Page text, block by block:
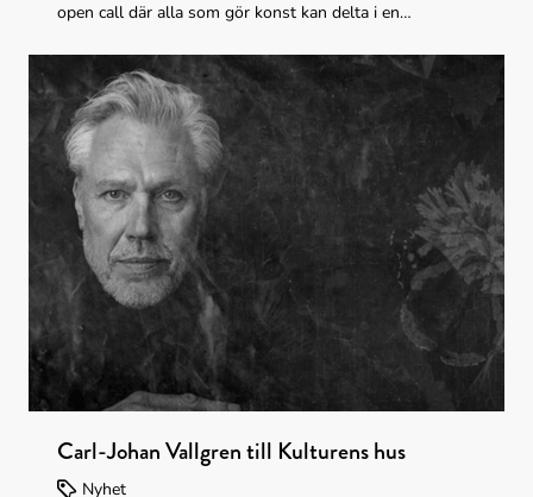
open call där alla som gör konst kan delta i en
installationsdagen den 24 augusti.
Carl-Johan Vallgren till Kulturens hus
Nyhet